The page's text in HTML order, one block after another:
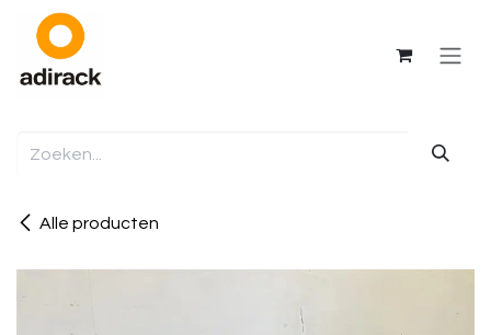
Overslaan naar inhoud
Alle producten